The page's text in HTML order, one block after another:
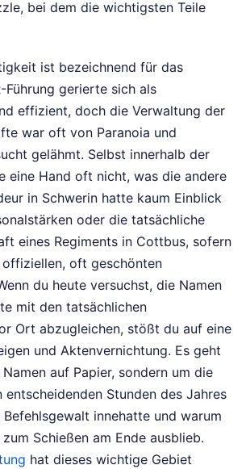
bei dem die wichtigsten Teile
ist bezeichnend für das
Führung gerierte sich als
effizient, doch die Verwaltung der
war oft von Paranoia und
gelähmt. Selbst innerhalb der
eine Hand oft nicht, was die andere
in Schwerin hatte kaum Einblick
oder die tatsächliche
eines Regiments in Cottbus, sofern
oft geschönten
du heute versuchst, die Namen
mit den tatsächlichen
Ort abzugleichen, stößt du auf eine
und Aktenvernichtung. Es geht
auf Papier, sondern um die
entscheidenden Stunden des Jahres
innehatte und warum
Schießen am Ende ausblieb.
hat dieses wichtige Gebiet